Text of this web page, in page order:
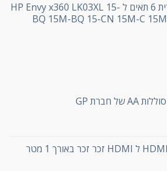
סוללה מקורית 6 תאים ל HP Envy x360 LK03XL 15-
BQ 15M-BQ 15-CN 15M-C